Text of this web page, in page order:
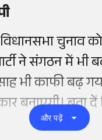
चुनाव
ने संगठन में
भी काफी बढ़
बनाएगी।
और पढ़ें